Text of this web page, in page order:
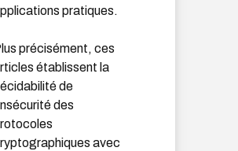
pratiques.
précisément, ces
établissent la
de
des
avec